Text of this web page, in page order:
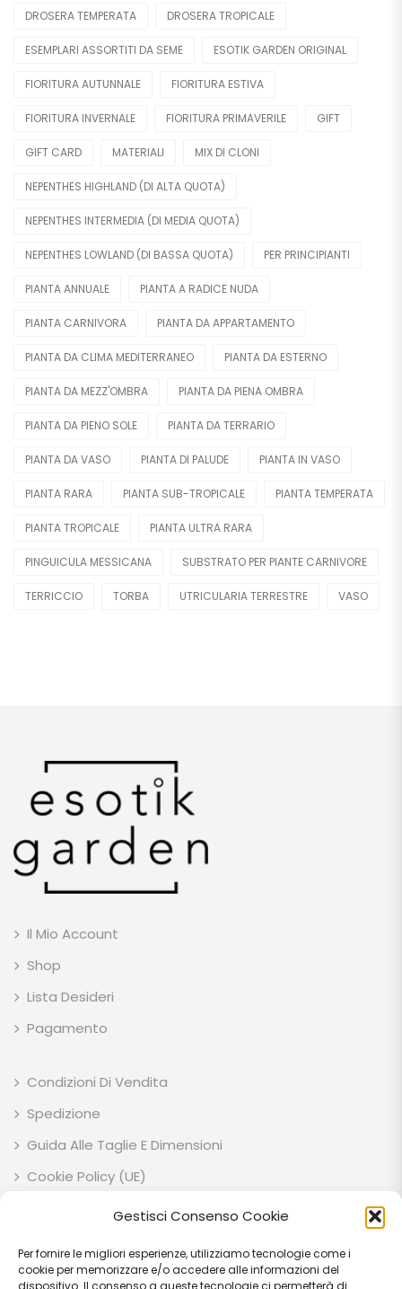
Gestisci Consenso Cookie
Per fornire le migliori esperienze, utilizziamo tecnologie come i
cookie per memorizzare e/o accedere alle informazioni del
dispositivo. Il consenso a queste tecnologie ci permetterà di
DROSERA TEMPERATA DROSERA TROPICALE
ESEMPLARI ASSORTITI DA SEME ESOTIK GARDEN ORIGINAL
FIORITURA AUTUNNALE FIORITURA ESTIVA
FIORITURA INVERNALE FIORITURA PRIMAVERILE GIFT
GIFT CARD MATERIALI MIX DI CLONI
NEPENTHES HIGHLAND (DI ALTA QUOTA)
NEPENTHES INTERMEDIA (DI MEDIA QUOTA)
NEPENTHES LOWLAND (DI BASSA QUOTA) PER PRINCIPIANTI
PIANTA ANNUALE PIANTA A RADICE NUDA
PIANTA CARNIVORA PIANTA DA APPARTAMENTO
PIANTA DA CLIMA MEDITERRANEO PIANTA DA ESTERNO
PIANTA DA MEZZ'OMBRA PIANTA DA PIENA OMBRA
PIANTA DA PIENO SOLE PIANTA DA TERRARIO
PIANTA DA VASO PIANTA DI PALUDE PIANTA IN VASO
PIANTA RARA PIANTA SUB-TROPICALE PIANTA TEMPERATA
PIANTA TROPICALE PIANTA ULTRA RARA
PINGUICULA MESSICANA SUBSTRATO PER PIANTE CARNIVORE
TERRICCIO TORBA UTRICULARIA TERRESTRE VASO
Il Mio Account
Shop
Lista Desideri
Pagamento
Condizioni Di Vendita
Spedizione
Guida Alle Taglie E Dimensioni
Cookie Policy (UE)
ESOTIK GARDEN SOCIETA' AGRICOLA SEMPLICE P.IVA: IT03707710541 C.F:
03707710541 VIA EZIO RUBEGNI 14 06023 - GUALDO TADINO (PG) - IT